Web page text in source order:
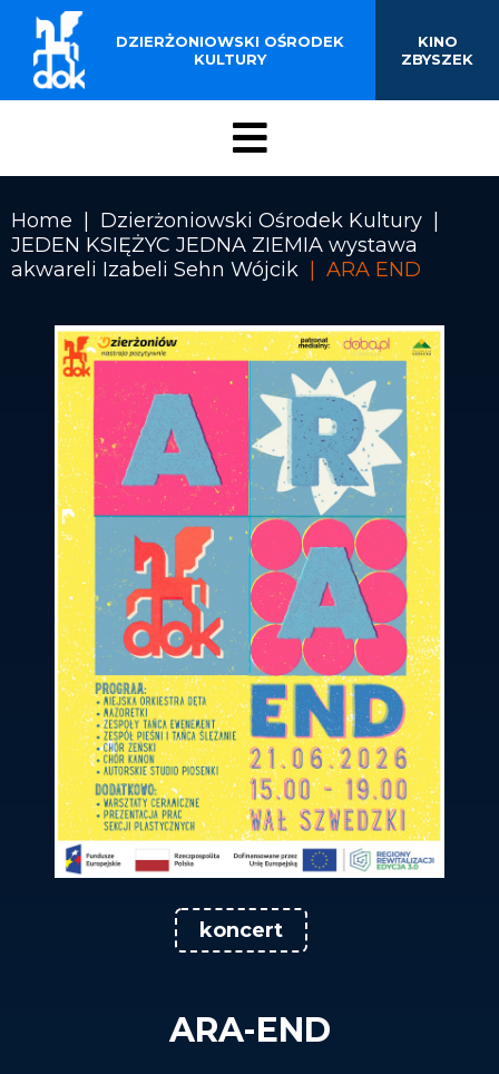
Przejdź
treści
Menu
DOK
BUDYNKU KINOTEATRU
„ZBYSZEK” W
DZIERŻONIOWIE
DZIERŻONIOWSKI OŚRODEK
KULTURY
KINO
ZBYSZEK
Ścieżka
nawigacyjna
Home
Dzierżoniowski Ośrodek Kultury
JEDEN KSIĘŻYC JEDNA ZIEMIA wystawa
akwareli Izabeli Sehn Wójcik
ARA END
koncert
ARA-END